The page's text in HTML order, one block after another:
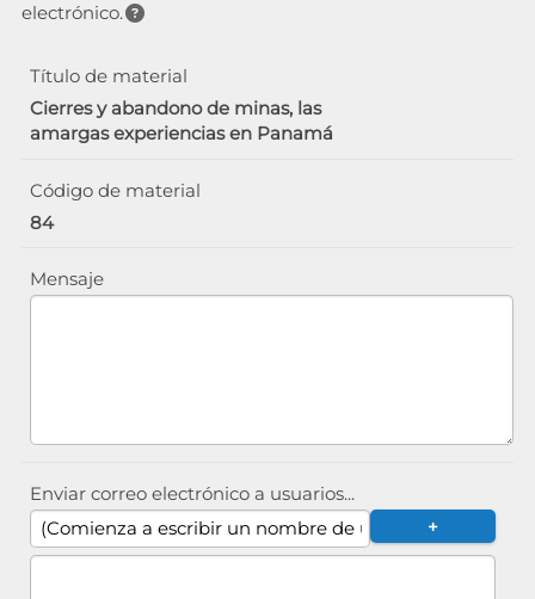
electrónico.
Título de material
Cierres y abandono de minas, las
amargas experiencias en Panamá
Código de material
84
Mensaje
Enviar correo electrónico a usuarios...